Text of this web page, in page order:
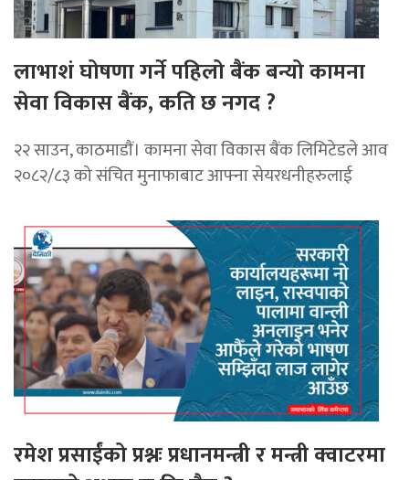
लाभाशं घोषणा गर्ने पहिलो बैंक बन्यो कामना
सेवा विकास बैंक, कति छ नगद ?
२२ साउन, काठमाडाैं। कामना सेवा विकास बैंक लिमिटेडले आव
२०८२/८३ को संचित मुनाफाबाट आफ्ना सेयरधनीहरुलाई
रमेश प्रसाईंको प्रश्नः प्रधानमन्त्री र मन्त्री क्वाटरमा